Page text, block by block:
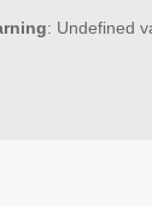
: Undefined